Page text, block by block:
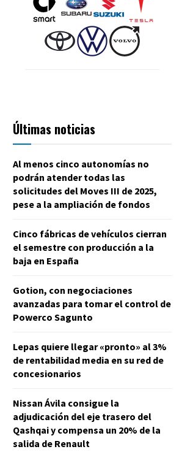
Últimas noticias
Al menos cinco autonomías no
podrán atender todas las
solicitudes del Moves III de 2025,
pese a la ampliación de fondos
Cinco fábricas de vehículos cierran
el semestre con producción a la
baja en España
Gotion, con negociaciones
avanzadas para tomar el control de
Powerco Sagunto
Lepas quiere llegar «pronto» al 3%
de rentabilidad media en su red de
concesionarios
Nissan Ávila consigue la
adjudicación del eje trasero del
Qashqai y compensa un 20% de la
salida de Renault